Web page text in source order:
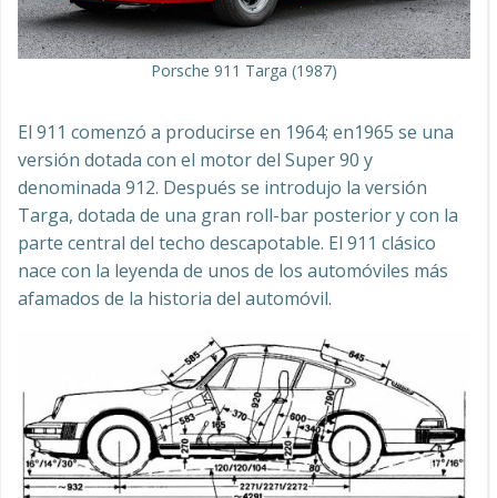
Porsche 911 Targa (1987)
El 911 comenzó a producirse en 1964; en1965 se una
versión dotada con el motor del Super 90 y
denominada 912. Después se introdujo la versión
Targa, dotada de una gran roll-bar posterior y con la
parte central del techo descapotable. El 911 clásico
nace con la leyenda de unos de los automóviles más
afamados de la historia del automóvil.